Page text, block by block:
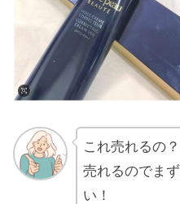
これ売れるの
売れるのでま
い！